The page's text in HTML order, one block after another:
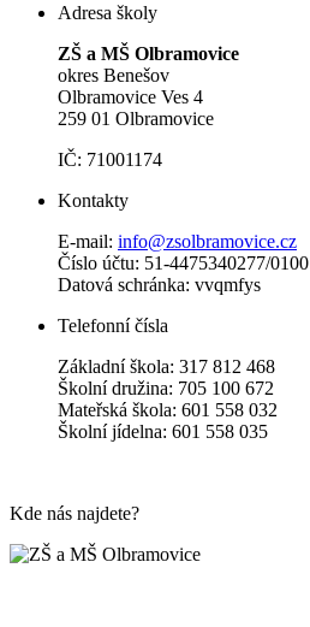
Adresa školy
ZŠ a MŠ Olbramovice
okres Benešov
Olbramovice Ves 4
259 01 Olbramovice
IČ: 71001174
Kontakty
E-mail: info@zsolbramovice.cz
Číslo účtu: 51-4475340277/0100
Datová schránka: vvqmfys
Telefonní čísla
Základní škola: 317 812 468
Školní družina: 705 100 672
Mateřská škola: 601 558 032
Školní jídelna: 601 558 035
Kde nás najdete?